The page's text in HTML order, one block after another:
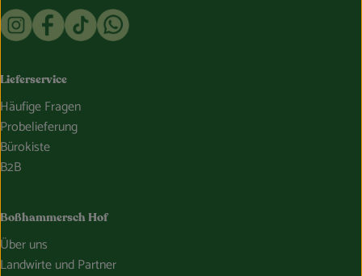
Externer Link zu https://www.instagram.com/
Externer Link zu https://www.facebook.com/
Externer Link zu https://www.tiktok.com/
Externer Link zu https://whatsapp.com/
Lieferservice
Häufige Fragen
Probelieferung
Bürokiste
B2B
Boßhammersch Hof
Über uns
Landwirte und Partner